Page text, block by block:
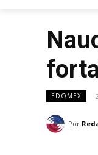
EDOMEX
Por